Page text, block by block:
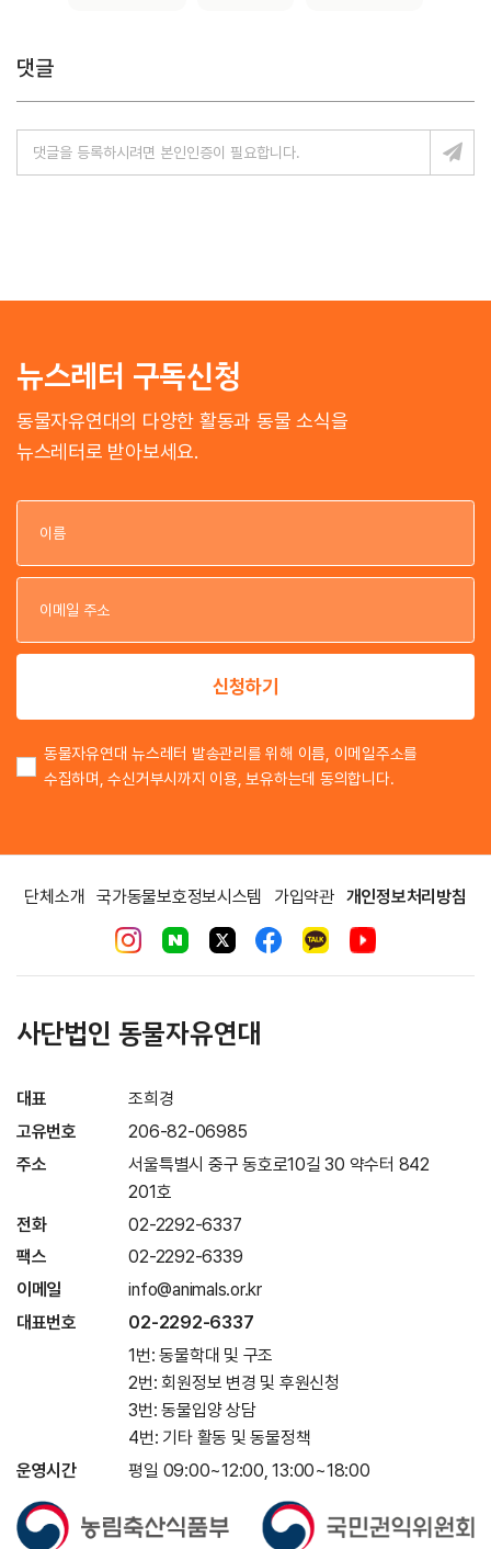
댓글
뉴스레터 구독신청
동물자유연대의 다양한 활동과 동물 소식을
뉴스레터로 받아보세요.
이
이
신청하기
동물자유연대 뉴스레터 발송관리를 위해 이름, 이메일주소를
수집하며, 수신거부시까지 이용, 보유하는데 동의합니다.
단체소개 국가동물보호정보시스템 가입약관 개인정보처리방침
사단법인 동물자유연대
대표
조희경
고유번호
206-82-06985
주소
서울특별시 중구 동호로10길 30 약수터 842
201호
전화
02-2292-6337
팩스
02-2292-6339
이메일
info@animals.or.kr
대표번호
02-2292-6337
1번: 동물학대 및 구조
2번: 회원정보 변경 및 후원신청
3번: 동물입양 상담
4번: 기타 활동 및 동물정책
운영시간
평일 09:00~12:00, 13:00~18:00